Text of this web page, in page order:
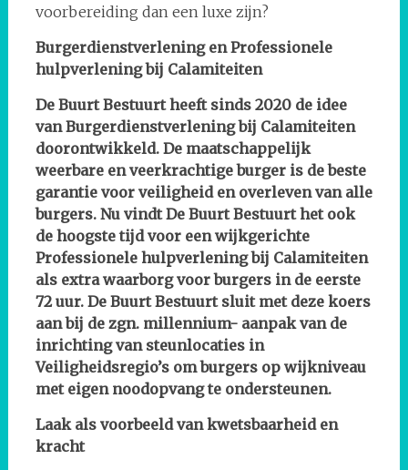
voorbereiding dan een luxe zijn?
Burgerdienstverlening en Professionele
hulpverlening bij Calamiteiten
De Buurt Bestuurt heeft sinds 2020 de idee
van Burgerdienstverlening bij Calamiteiten
doorontwikkeld. De maatschappelijk
weerbare en veerkrachtige burger is de beste
garantie voor veiligheid en overleven van alle
burgers. Nu vindt De Buurt Bestuurt het ook
de hoogste tijd voor een wijkgerichte
Professionele hulpverlening bij Calamiteiten
als extra waarborg voor burgers in de eerste
72 uur. De Buurt Bestuurt sluit met deze koers
aan bij de zgn. millennium- aanpak van de
inrichting van steunlocaties in
Veiligheidsregio’s om burgers op wijkniveau
met eigen noodopvang te ondersteunen.
Laak als voorbeeld van kwetsbaarheid en
kracht